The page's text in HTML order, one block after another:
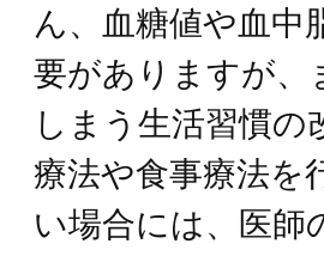
ん、血糖値や血中
要がありますが、
しまう生活習慣
療法や食事療法を
い場合には、医師